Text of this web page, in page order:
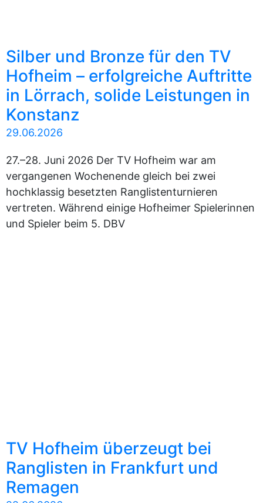
Silber und Bronze für den TV
Hofheim – erfolgreiche Auftritte
in Lörrach, solide Leistungen in
Konstanz
29.06.2026
27.–28. Juni 2026 Der TV Hofheim war am
vergangenen Wochenende gleich bei zwei
hochklassig besetzten Ranglistenturnieren
vertreten. Während einige Hofheimer Spielerinnen
und Spieler beim 5. DBV
TV Hofheim überzeugt bei
Ranglisten in Frankfurt und
Remagen